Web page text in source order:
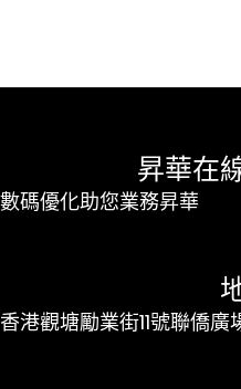
昇華在
數碼優化助您業務昇華
香港觀塘勵業街11號聯僑廣